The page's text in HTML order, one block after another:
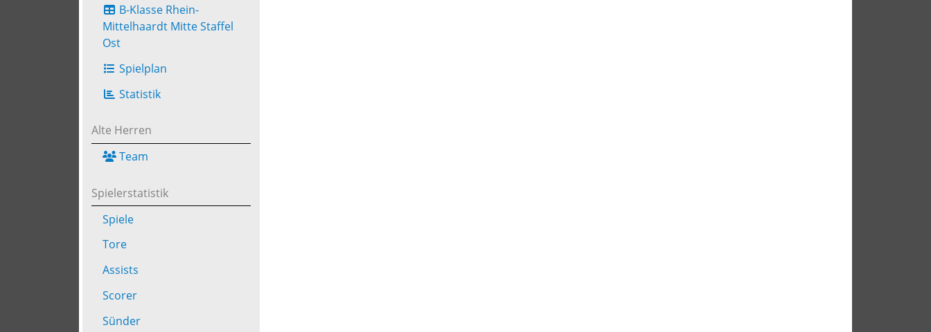
B-Klasse Rhein-
Mittelhaardt Mitte Staffel
Ost
Spielplan
Statistik
Alte Herren
Team
Spielerstatistik
Spiele
Tore
Assists
Scorer
Sünder